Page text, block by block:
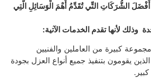
أَفْضَلَ الشُّرَكَاتِ التِّي تُقَدِّمُ أَهْمَ الْوَسَائِلِ الَّتِي
لأنها تقدم الخدمات الآتية:
كبيرة من العاملين والفنيين
يقومون بتنفيذ جميع أنواع العزل بجودة